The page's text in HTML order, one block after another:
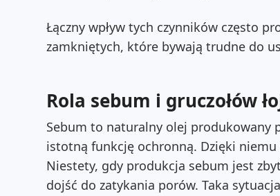
Łączny wpływ tych czynników często
zamkniętych, które bywają trudne do
Rola sebum i gruczołów
Sebum to naturalny olej produkowany
istotną funkcję ochronną. Dzięki
Niestety, gdy produkcja sebum jest
dojść do zatykania porów. Taka